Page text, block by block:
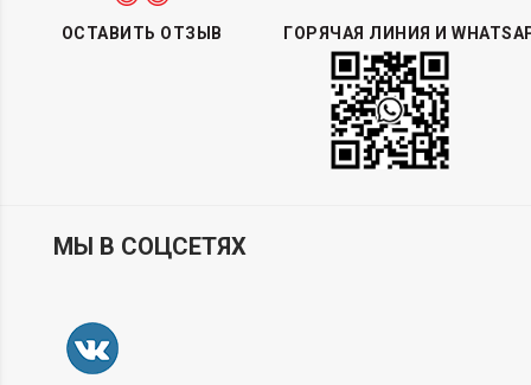
ОСТАВИТЬ ОТЗЫВ ГОРЯЧАЯ ЛИНИЯ И
МЫ В СОЦСЕТЯХ